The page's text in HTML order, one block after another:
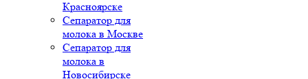
Красноярске
Сепаратор для
молока в Москве
Сепаратор для
молока в
Новосибирске